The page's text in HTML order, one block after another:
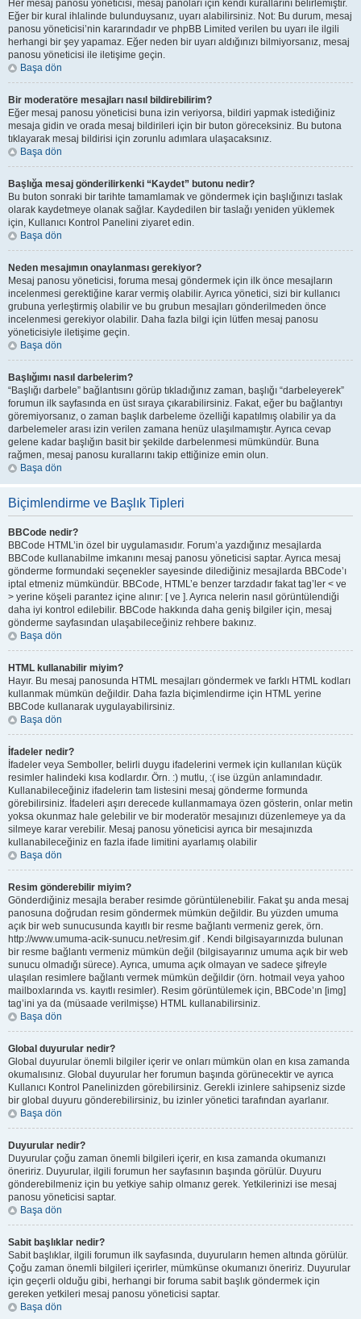
Her mesaj panosu yöneticisi, mesaj panoları için kendi kurallarını belirlemiştir.
Eğer bir kural ihlalinde bulunduysanız, uyarı alabilirsiniz. Not: Bu durum, mesaj
panosu yöneticisi’nin kararındadır ve phpBB Limited verilen bu uyarı ile ilgili
herhangi bir şey yapamaz. Eğer neden bir uyarı aldığınızı bilmiyorsanız, mesaj
panosu yöneticisi ile iletişime geçin.
Başa dön
Bir moderatöre mesajları nasıl bildirebilirim?
Eğer mesaj panosu yöneticisi buna izin veriyorsa, bildiri yapmak istediğiniz
mesaja gidin ve orada mesaj bildirileri için bir buton göreceksiniz. Bu butona
tıklayarak mesaj bildirisi için zorunlu adımlara ulaşacaksınız.
Başa dön
Başlığa mesaj gönderilirkenki “Kaydet” butonu nedir?
Bu buton sonraki bir tarihte tamamlamak ve göndermek için başlığınızı taslak
olarak kaydetmeye olanak sağlar. Kaydedilen bir taslağı yeniden yüklemek
için, Kullanıcı Kontrol Panelini ziyaret edin.
Başa dön
Neden mesajımın onaylanması gerekiyor?
Mesaj panosu yöneticisi, foruma mesaj göndermek için ilk önce mesajların
incelenmesi gerektiğine karar vermiş olabilir. Ayrıca yönetici, sizi bir kullanıcı
grubuna yerleştirmiş olabilir ve bu grubun mesajları gönderilmeden önce
incelenmesi gerekiyor olabilir. Daha fazla bilgi için lütfen mesaj panosu
yöneticisiyle iletişime geçin.
Başa dön
Başlığımı nasıl darbelerim?
“Başlığı darbele” bağlantısını görüp tıkladığınız zaman, başlığı “darbeleyerek”
forumun ilk sayfasında en üst sıraya çıkarabilirsiniz. Fakat, eğer bu bağlantıyı
göremiyorsanız, o zaman başlık darbeleme özelliği kapatılmış olabilir ya da
darbelemeler arası izin verilen zamana henüz ulaşılmamıştır. Ayrıca cevap
gelene kadar başlığın basit bir şekilde darbelenmesi mümkündür. Buna
rağmen, mesaj panosu kurallarını takip ettiğinize emin olun.
Başa dön
Biçimlendirme ve Başlık Tipleri
BBCode nedir?
BBCode HTML’in özel bir uygulamasıdır. Forum’a yazdığınız mesajlarda
BBCode kullanabilme imkanını mesaj panosu yöneticisi saptar. Ayrıca mesaj
gönderme formundaki seçenekler sayesinde dilediğiniz mesajlarda BBCode’ı
iptal etmeniz mümkündür. BBCode, HTML’e benzer tarzdadır fakat tag’ler < ve
> yerine köşeli parantez içine alınır: [ ve ]. Ayrıca nelerin nasıl görüntülendiği
daha iyi kontrol edilebilir. BBCode hakkında daha geniş bilgiler için, mesaj
gönderme sayfasından ulaşabileceğiniz rehbere bakınız.
Başa dön
HTML kullanabilir miyim?
Hayır. Bu mesaj panosunda HTML mesajları göndermek ve farklı HTML kodları
kullanmak mümkün değildir. Daha fazla biçimlendirme için HTML yerine
BBCode kullanarak uygulayabilirsiniz.
Başa dön
İfadeler nedir?
İfadeler veya Semboller, belirli duygu ifadelerini vermek için kullanılan küçük
resimler halindeki kısa kodlardır. Örn. :) mutlu, :( ise üzgün anlamındadır.
Kullanabileceğiniz ifadelerin tam listesini mesaj gönderme formunda
görebilirsiniz. İfadeleri aşırı derecede kullanmamaya özen gösterin, onlar metin
yoksa okunmaz hale gelebilir ve bir moderatör mesajınızı düzenlemeye ya da
silmeye karar verebilir. Mesaj panosu yöneticisi ayrıca bir mesajınızda
kullanabileceğiniz en fazla ifade limitini ayarlamış olabilir
Başa dön
Resim gönderebilir miyim?
Gönderdiğiniz mesajla beraber resimde görüntülenebilir. Fakat şu anda mesaj
panosuna doğrudan resim göndermek mümkün değildir. Bu yüzden umuma
açık bir web sunucusunda kayıtlı bir resme bağlantı vermeniz gerek, örn.
http://www.umuma-acik-sunucu.net/resim.gif . Kendi bilgisayarınızda bulunan
bir resme bağlantı vermeniz mümkün değil (bilgisayarınız umuma açık bir web
sunucu olmadığı sürece). Ayrıca, umuma açık olmayan ve sadece şifreyle
ulaşılan resimlere bağlantı vermek mümkün değildir (örn. hotmail veya yahoo
mailboxlarında vs. kayıtlı resimler). Resim görüntülemek için, BBCode’ın [img]
tag’ini ya da (müsaade verilmişse) HTML kullanabilirsiniz.
Başa dön
Global duyurular nedir?
Global duyurular önemli bilgiler içerir ve onları mümkün olan en kısa zamanda
okumalısınız. Global duyurular her forumun başında görünecektir ve ayrıca
Kullanıcı Kontrol Panelinizden görebilirsiniz. Gerekli izinlere sahipseniz sizde
bir global duyuru gönderebilirsiniz, bu izinler yönetici tarafından ayarlanır.
Başa dön
Duyurular nedir?
Duyurular çoğu zaman önemli bilgileri içerir, en kısa zamanda okumanızı
öneririz. Duyurular, ilgili forumun her sayfasının başında görülür. Duyuru
gönderebilmeniz için bu yetkiye sahip olmanız gerek. Yetkilerinizi ise mesaj
panosu yöneticisi saptar.
Başa dön
Sabit başlıklar nedir?
Sabit başlıklar, ilgili forumun ilk sayfasında, duyuruların hemen altında görülür.
Çoğu zaman önemli bilgileri içerirler, mümkünse okumanızı öneririz. Duyurular
için geçerli olduğu gibi, herhangi bir foruma sabit başlık göndermek için
gereken yetkileri mesaj panosu yöneticisi saptar.
Başa dön